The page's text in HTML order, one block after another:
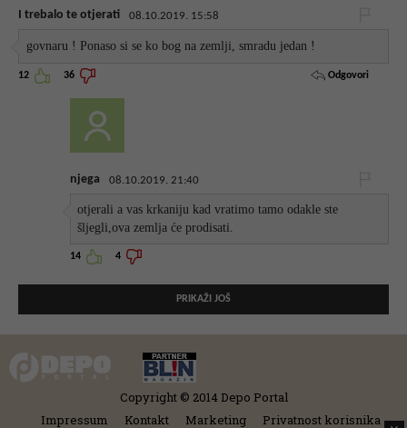
I trebalo te otjerati 08.10.2019. 15:58
govnaru ! Ponaso si se ko bog na zemlji, smradu jedan !
12 36 Odgovori
njega 08.10.2019. 21:40
otjerali a vas krkaniju kad vratimo tamo odakle ste
šljegli,ova zemlja će prodisati.
14 4
PRIKAŽI JOŠ
Copyright © 2014 Depo Portal
Impressum
Kontakt Marketing Privatnost korisnika